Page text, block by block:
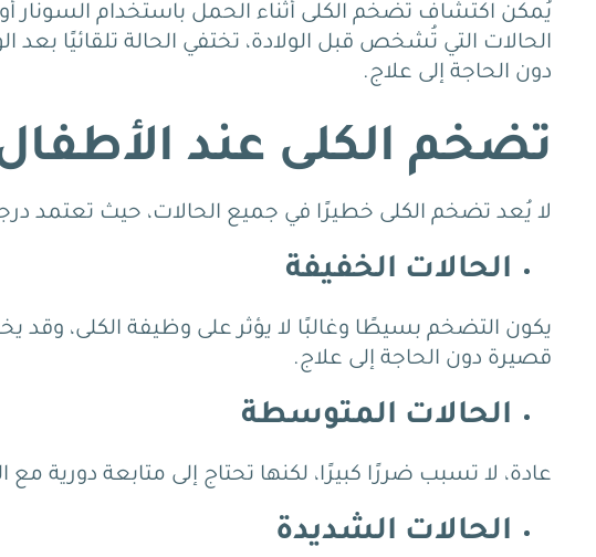
يُمكن اكتشاف تضخم الكلى أثناء الحمل باستخدام السونار
الحالات التي تُشخص قبل الولادة، تختفي الحالة تلقائيًا بعد
دون الحاجة إلى علاج.
تضخم الكلى عند
لا يُعد تضخم الكلى خطيرًا في جميع الحالات، حيث تعتمد
الحالات الخفيفة
يكون التضخم بسيطًا وغالبًا لا يؤثر على وظيفة الكلى، وقد
قصيرة دون الحاجة إلى علاج.
الحالات المتوسطة
عادة، لا تسبب ضررًا كبيرًا، لكنها تحتاج إلى متابعة دورية
الحالات الشديدة